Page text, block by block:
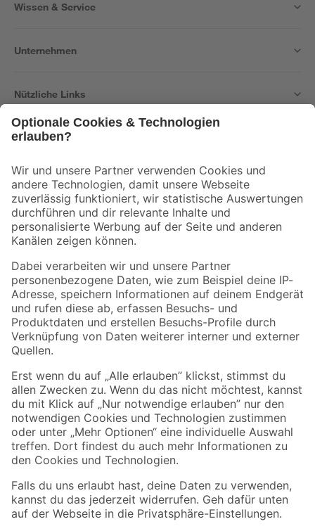
Wissen & Service
Unternehmen
Nützliche Links
Der toom Newsletter: Keine Angebote und Aktionen mehr verpassen!
Zur Newsletter Anmeldung
Folge uns
Zahlungsarten Versandarten
Sicher einkaufen
Jetzt die toom-App herunterladen
Alle Preisangaben in EUR inkl. gesetzl. MwSt.. Die dargestellten Angebote sind unter
Umständen nicht in allen Märkten verfügbar. Die angegebenen Verfügbarkeiten beziehen